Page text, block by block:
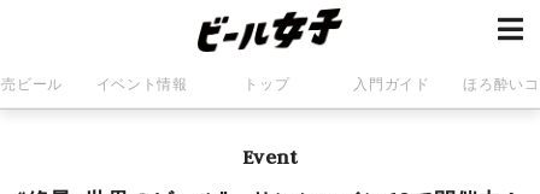
ビール イベント情報 トップ 入門ガイド ほろ酔い
Event